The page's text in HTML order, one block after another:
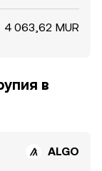
4 063,62 MUR
в
ALGO